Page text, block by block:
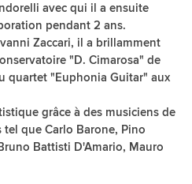
avec qui il a ensuite
pendant 2 ans.
Zaccari, il a brillamment
"D. Cimarosa" de
quartet "Euphonia Guitar" aux
grâce à des musiciens de
que Carlo Barone, Pino
Battisti D'Amario, Mauro